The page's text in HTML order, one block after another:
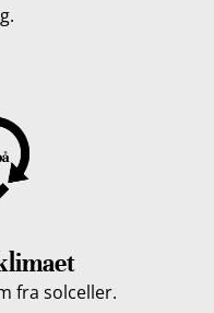
fra solceller.